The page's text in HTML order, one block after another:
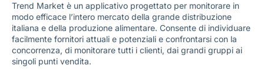
Trend Market è un applicativo progettato per monitorare in
modo efficace l’intero mercato della grande distribuzione
italiana e della produzione alimentare. Consente di individuare
facilmente fornitori attuali e potenziali e confrontarsi con la
concorrenza, di monitorare tutti i clienti, dai grandi gruppi ai
singoli punti vendita.